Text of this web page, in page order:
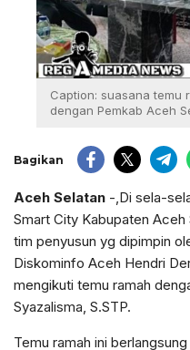
Caption: suasana temu
dengan Pemkab Aceh
Bagikan
Aceh Selatan -,Di sela-
Smart City Kabupaten
tim penyusun yg dipimpin
Diskominfo Aceh Hendri
mengikuti temu ramah
Syazalisma, S.STP.
Temu ramah ini